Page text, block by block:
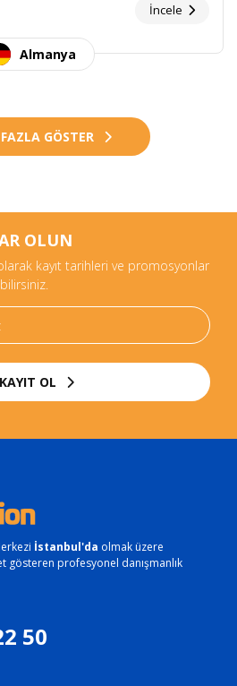
İncele
Almanya
GÖSTER
OLUN
kayıt tarihleri ve promosyonlar
KAYIT OL
İstanbul'da olmak üzere
gösteren profesyonel danışmanlık
50